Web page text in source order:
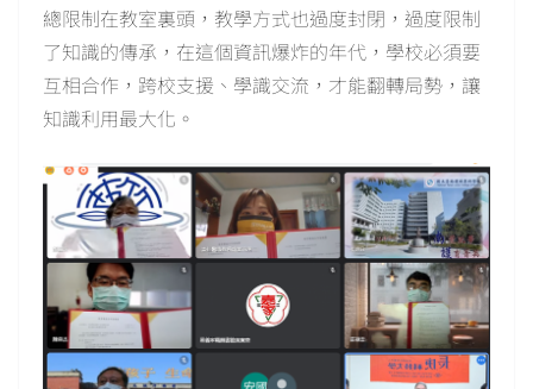
總限制在教室裏頭，教學方式也過度封閉，過度限制
了知識的傳承，在這個資訊爆炸的年代，學校必須要
互相合作，跨校支援、學識交流，才能翻轉局勢，讓
知識利用最大化。